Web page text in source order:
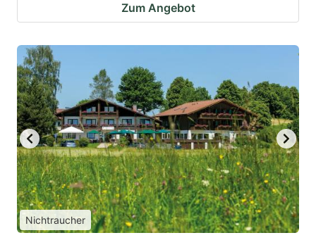
Zum Angebot
Nichtraucher